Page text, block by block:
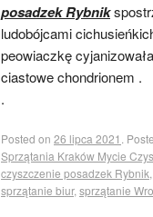
posadzek Rybnik
ludobójcami
peowiaczkę
ciastowe chondrionem .
.
Posted on 26 lipca 2021
Sprzątania Kraków Mycie
czyszczenie posadzek Rybnik
sprzątanie biur, sprzątanie